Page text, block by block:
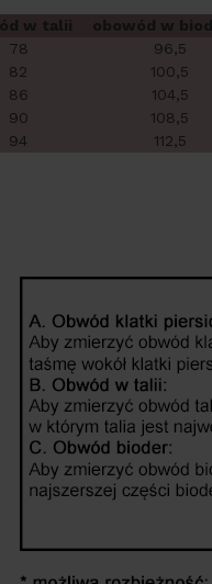
w talii
obowód w
78
96,5
82
100,5
86
104,5
90
108,5
94 112,5